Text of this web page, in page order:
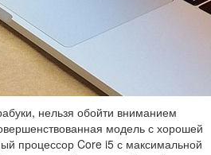
нельзя обойти вниманием
модель с хорошей
процессор Core i5 с максимальной